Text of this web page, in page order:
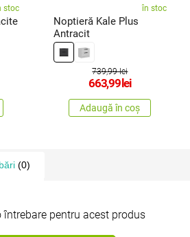
stoc în stoc
Noptieră Kale Plus
Antracit
739,99 lei
663,99lei
Adaugă în coș
(0)
întrebare pentru acest produs